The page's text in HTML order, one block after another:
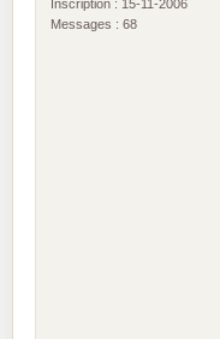
Inscription : 15-11-2006
Messages : 68